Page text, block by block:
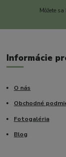
Môžete
Informácie
O nás
Obchodné
Fotogaléria
Blog